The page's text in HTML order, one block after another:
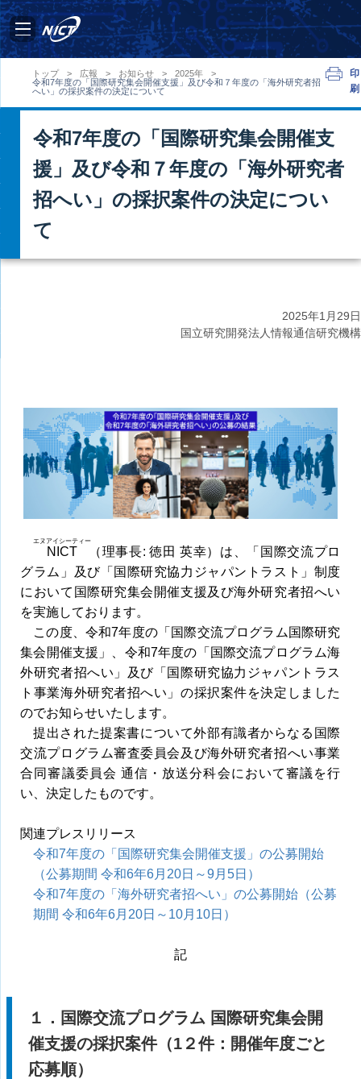
トップ > 広報 > お知らせ > 2025年
>
令和7年度の「国際研究集会開催支援」及び令和７年度の「海外研究者招
へい」の採択案件の決定について
印
刷
令和7年度の「国際研究集会開催支
援」及び令和７年度の「海外研究者
招へい」の採択案件の決定につい
て
2025年1月29日
国立研究開発法人情報通信研究機構
NICT
エヌアイシーティー
（理事長: 徳田 英幸）は、「国際交流プロ
グラム」及び「国際研究協力ジャパントラスト」制度
において国際研究集会開催支援及び海外研究者招へい
を実施しております。
この度、令和7年度の「国際交流プログラム国際研究
集会開催支援」、令和7年度の「国際交流プログラム海
外研究者招へい」及び「国際研究協力ジャパントラス
ト事業海外研究者招へい」の採択案件を決定しました
のでお知らせいたします。
提出された提案書について外部有識者からなる国際
交流プログラム審査委員会及び海外研究者招へい事業
合同審議委員会 通信・放送分科会において審議を行
い、決定したものです。
関連プレスリリース
令和7年度の「国際研究集会開催支援」の公募開始
（公募期間 令和6年6月20日～9月5日）
令和7年度の「海外研究者招へい」の公募開始（公募
期間 令和6年6月20日～10月10日）
記
１．国際交流プログラム 国際研究集会開
催支援の採択案件（1２件：開催年度ごと
応募順）